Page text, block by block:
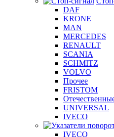
DAF
KRONE
MAN
MERCEDES
RENAULT
SCANIA
SCHMITZ
VOLVO
Прочее
FRISTOM
UNIVERSAL
IVECO
IVECO